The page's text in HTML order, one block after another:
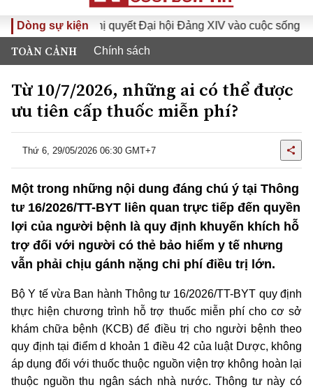
Dòng sự kiện
Đưa Nghị quyết Đại hội Đảng XIV vào cuộc sống
TOÀN CẢNH Chính sách
Từ 10/7/2026, những ai có thể được
ưu tiên cấp thuốc miễn phí?
Thứ 6, 29/05/2026 06:30 GMT+7
Một trong những nội dung đáng chú ý tại Thông
tư 16/2026/TT-BYT liên quan trực tiếp đến quyền
lợi của người bệnh là quy định khuyến khích hỗ
trợ đối với người có thẻ bảo hiểm y tế nhưng
vẫn phải chịu gánh nặng chi phí điều trị lớn.
Bộ Y tế vừa Ban hành Thông tư 16/2026/TT-BYT quy định
thực hiện chương trình hỗ trợ thuốc miễn phí cho cơ sở
khám chữa bệnh (KCB) để điều trị cho người bệnh theo
quy định tại điểm d khoản 1 điều 42 của luật Dược, không
áp dụng đối với thuốc thuộc nguồn viện trợ không hoàn lại
thuộc nguồn thu ngân sách nhà nước. Thông tư này có